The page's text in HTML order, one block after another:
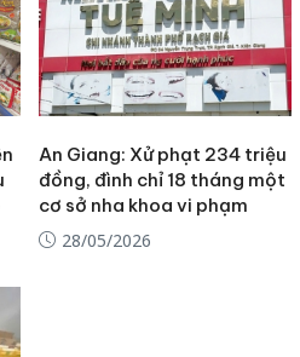
An Giang: Xử phạt 234 triệu
đồng, đình chỉ 18 tháng một
cơ sở nha khoa vi phạm
28/05/2026